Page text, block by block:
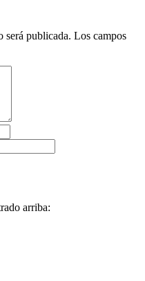
será publicada. Los campos
arriba: